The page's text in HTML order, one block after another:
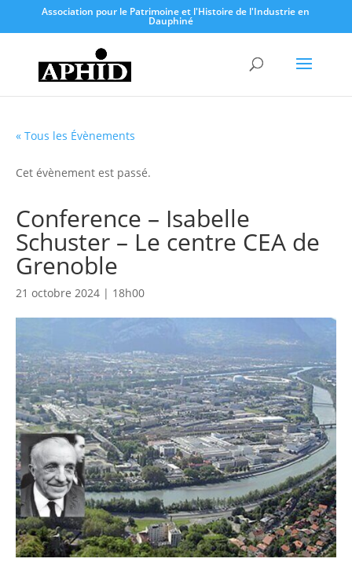
Association pour le Patrimoine et l'Histoire de l'Industrie en
Dauphiné
« Tous les Évènements
Cet évènement est passé.
Conference – Isabelle
Schuster – Le centre CEA de
Grenoble
21 octobre 2024 | 18h00